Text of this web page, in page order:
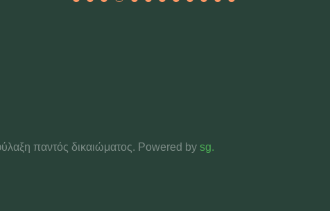
παντός δικαιώματος. Powered by sg.